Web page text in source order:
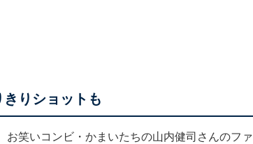
りショットも
笑いコンビ・かまいたちの山内健司さんのファ